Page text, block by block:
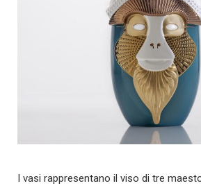
I vasi rappresentano il viso di tre